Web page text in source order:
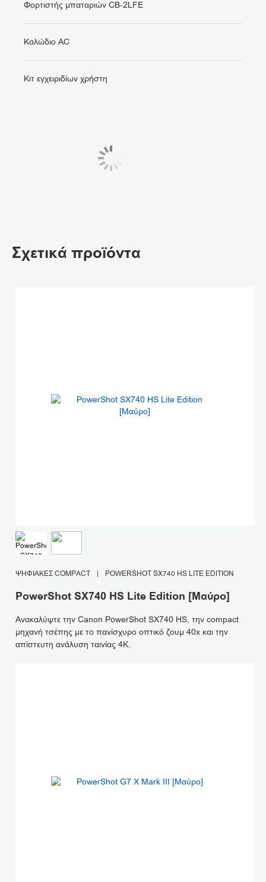
Φορτιστής μπαταριών CB-2LFE
Καλώδιο AC
Κιτ εγχειριδίων χρήστη
Σχετικά προϊόντα
ΨΗΦΙΑΚΈΣ COMPACT | POWERSHOT SX740 HS LITE EDITION
PowerShot SX740 HS Lite Edition [Μαύρο]
Ανακαλύψτε την Canon PowerShot SX740 HS, την compact
μηχανή τσέπης με το πανίσχυρο οπτικό ζουμ 40x και την
απίστευτη ανάλυση ταινίας 4K.